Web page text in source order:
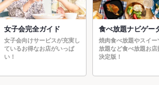
女子会完全ガイド
女子会向けサービスが充実し
ているお得なお店がいっぱ
い！
食べ放題ナビゲー
焼肉食べ放題やスイー
放題など食べ放題お店
決定版！